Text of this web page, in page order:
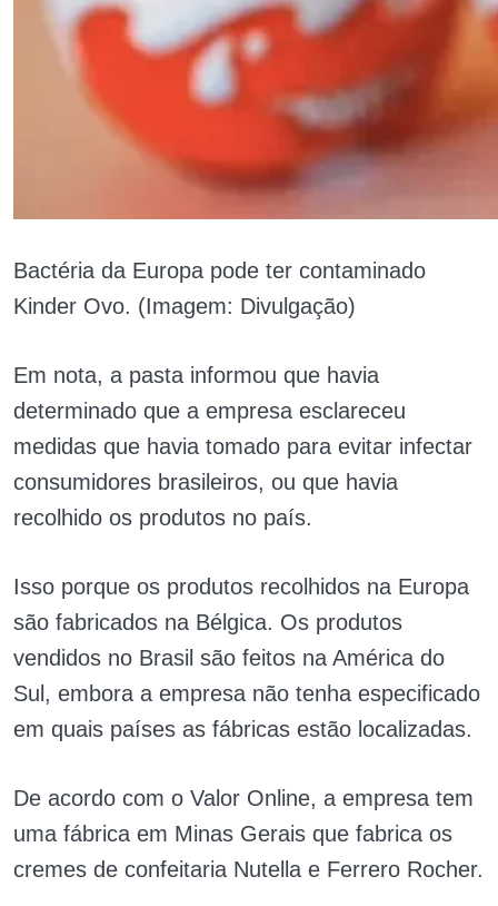
Bactéria da Europa pode ter contaminado
Kinder Ovo. (Imagem: Divulgação)
Em nota, a pasta informou que havia
determinado que a empresa esclareceu
medidas que havia tomado para evitar infectar
consumidores brasileiros, ou que havia
recolhido os produtos no país.
Isso porque os produtos recolhidos na Europa
são fabricados na Bélgica. Os produtos
vendidos no Brasil são feitos na América do
Sul, embora a empresa não tenha especificado
em quais países as fábricas estão localizadas.
De acordo com o Valor Online, a empresa tem
uma fábrica em Minas Gerais que fabrica os
cremes de confeitaria Nutella e Ferrero Rocher.